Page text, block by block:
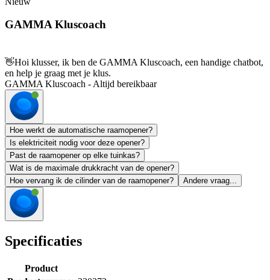
GAMMA Kluscoach
👋Hoi klusser, ik ben de GAMMA Kluscoach, een handige chatbot,
en help je graag met je klus.
GAMMA Kluscoach - Altijd bereikbaar
Hoe werkt de automatische raamopener?
Is elektriciteit nodig voor deze opener?
Past de raamopener op elke tuinkas?
Wat is de maximale drukkracht van de opener?
Hoe vervang ik de cilinder van de raamopener?
Andere vraag...
Specificaties
Product